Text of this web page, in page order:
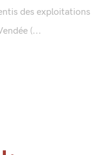
des exploitations
(...